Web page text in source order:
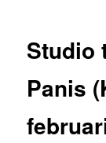
Studio
Panis